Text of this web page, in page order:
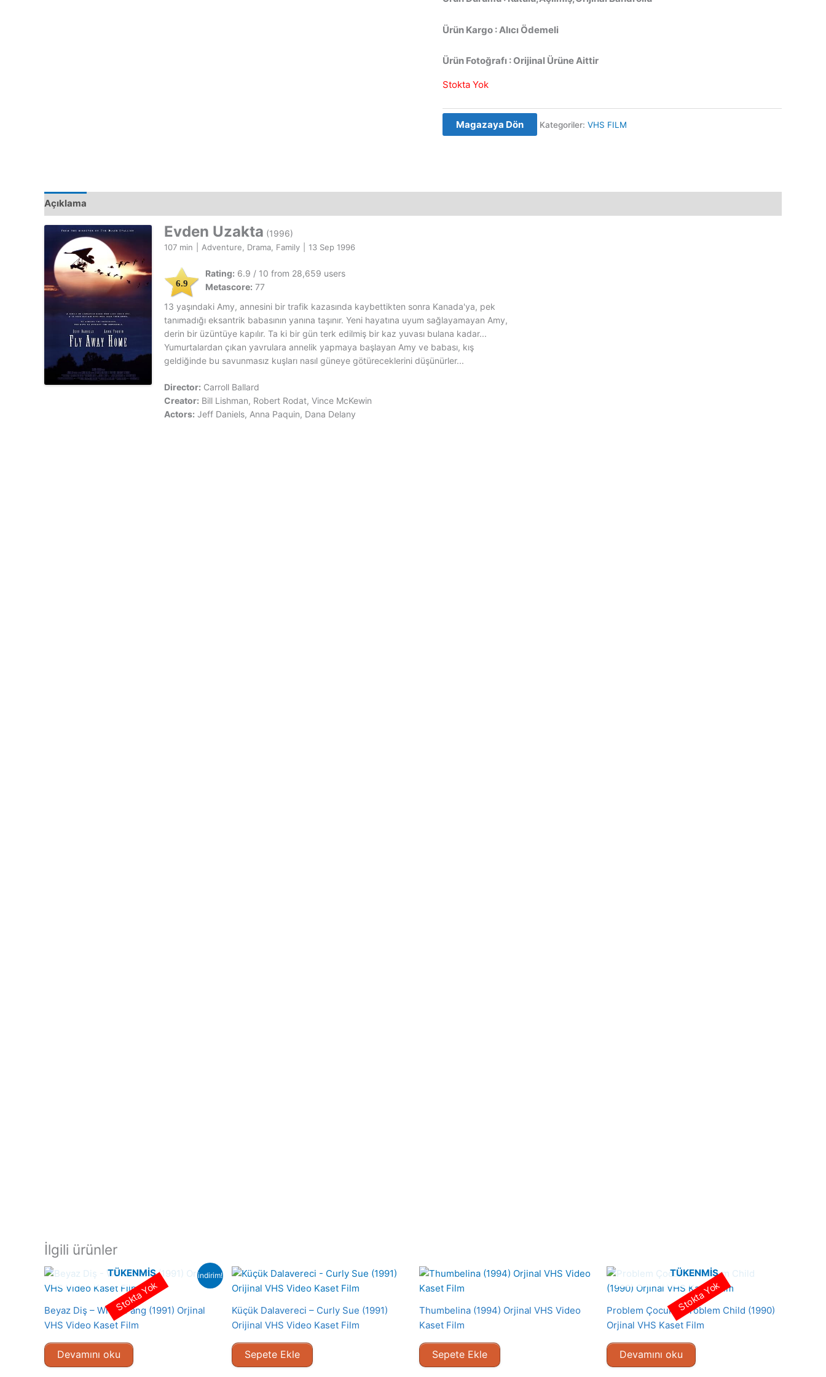
Ürün Kargo : Alıcı Ödemeli
Ürün Fotoğrafı : Orijinal Ürüne Aittir
Stokta Yok
Magazaya Dön Kategoriler: VHS FILM
Açıklama
Evden Uzakta (1996)
107 min Adventure, Drama, Family 13 Sep 1996
6.9
Rating: 6.9 / 10 from 28,659 users
Metascore: 77
13 yaşındaki Amy, annesini bir trafik kazasında kaybettikten sonra Kanada'ya, pek
tanımadığı eksantrik babasının yanına taşınır. Yeni hayatına uyum sağlayamayan Amy,
derin bir üzüntüye kapılır. Ta ki bir gün terk edilmiş bir kaz yuvası bulana kadar...
Yumurtalardan çıkan yavrulara annelik yapmaya başlayan Amy ve babası, kış
geldiğinde bu savunmasız kuşları nasıl güneye götüreceklerini düşünürler...
Director: Carroll Ballard
Creator: Bill Lishman, Robert Rodat, Vince McKewin
Actors: Jeff Daniels, Anna Paquin, Dana Delany
İlgili ürünler
indirim!
TÜKENMIŞ
Beyaz Diş – White Fang (1991) Orjinal
VHS Video Kaset Film
Devamını oku
Stokta Yok
Küçük Dalavereci – Curly Sue (1991)
Orijinal VHS Video Kaset Film
Sepete Ekle
Thumbelina (1994) Orjinal VHS Video
Kaset Film
Sepete Ekle
TÜKENMIŞ
Problem Çocuk – Problem Child (1990)
Orjinal VHS Kaset Film
Devamını oku
Stokta Yok